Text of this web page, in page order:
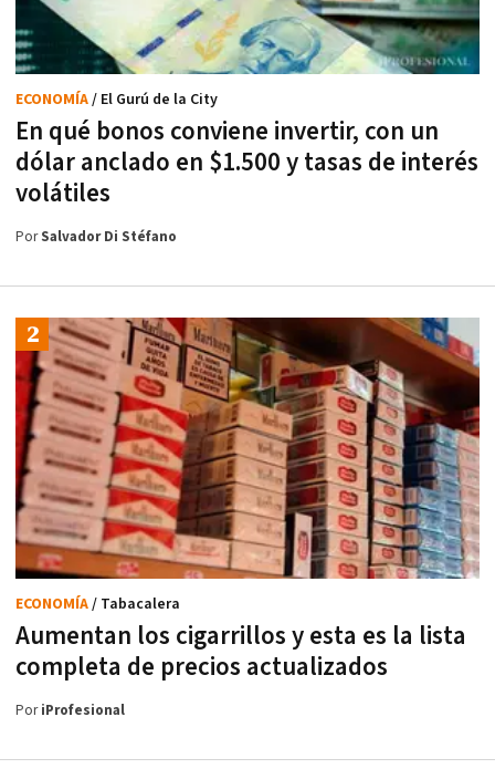
En qué bonos conviene invertir, con un
dólar anclado en $1.500 y tasas de interés
volátiles
ECONOMÍA/ El Gurú de la City
PorSalvador Di Stéfano
Aumentan los cigarrillos y esta es la lista
completa de precios actualizados
ECONOMÍA/ Tabacalera
PoriProfesional